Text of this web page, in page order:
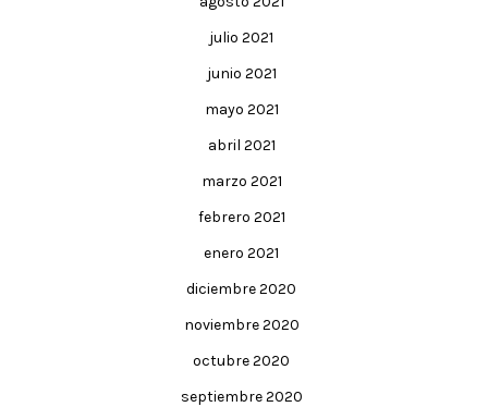
julio 2021
junio 2021
mayo 2021
abril 2021
marzo 2021
febrero 2021
enero 2021
diciembre 2020
noviembre 2020
octubre 2020
septiembre 2020